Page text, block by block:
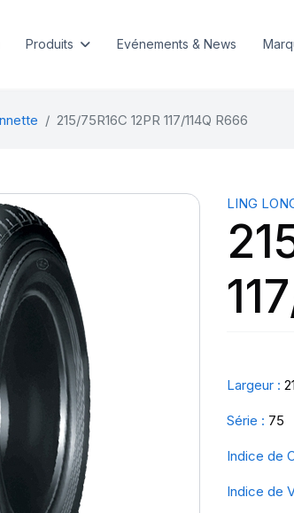
Produits Evénements & News
215/75R16C 12PR 117/114Q R666
LING
Largeur :
Série : 75
Indice de
Indice de